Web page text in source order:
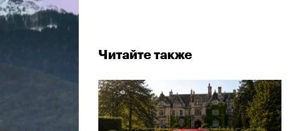
Читайте также